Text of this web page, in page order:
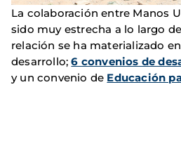
La colaboración entre Manos
sido muy estrecha a lo largo
relación se ha materializado
desarrollo;6 convenios de
y un convenio de Educación